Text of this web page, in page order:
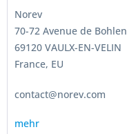
Norev
70-72 Avenue de Bohlen
69120 VAULX-EN-VELIN
France, EU
contact@norev.com
mehr